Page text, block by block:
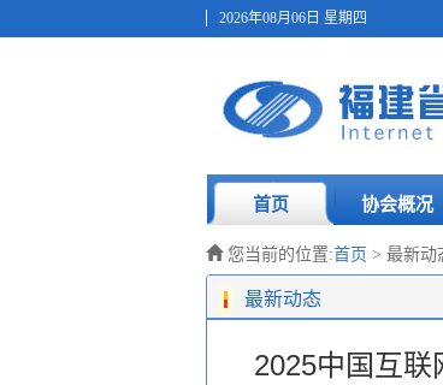
2026年08月06日 星期四
首页 协会概况
您当前的位置:首页 > 最新动
最新动态
2025中国互联